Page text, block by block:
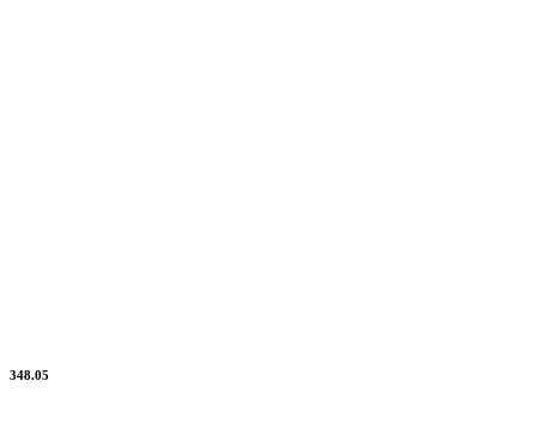
348.05